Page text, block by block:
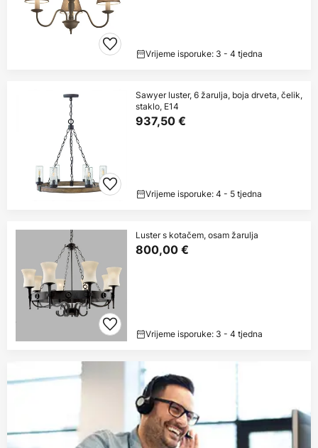
Vrijeme isporuke: 3 - 4 tjedna
Sawyer luster, 6 žarulja, boja drveta, čelik,
staklo, E14
937,50 €
Vrijeme isporuke: 4 - 5 tjedna
Luster s kotačem, osam žarulja
800,00 €
Vrijeme isporuke: 3 - 4 tjedna